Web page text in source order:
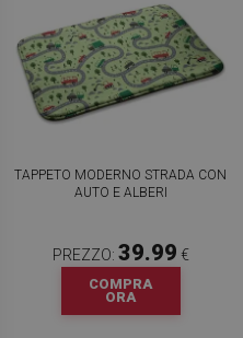
TAPPETO MODERNO STRADA CON
AUTO E ALBERI
PREZZO: 39.99 €
COMPRA
ORA